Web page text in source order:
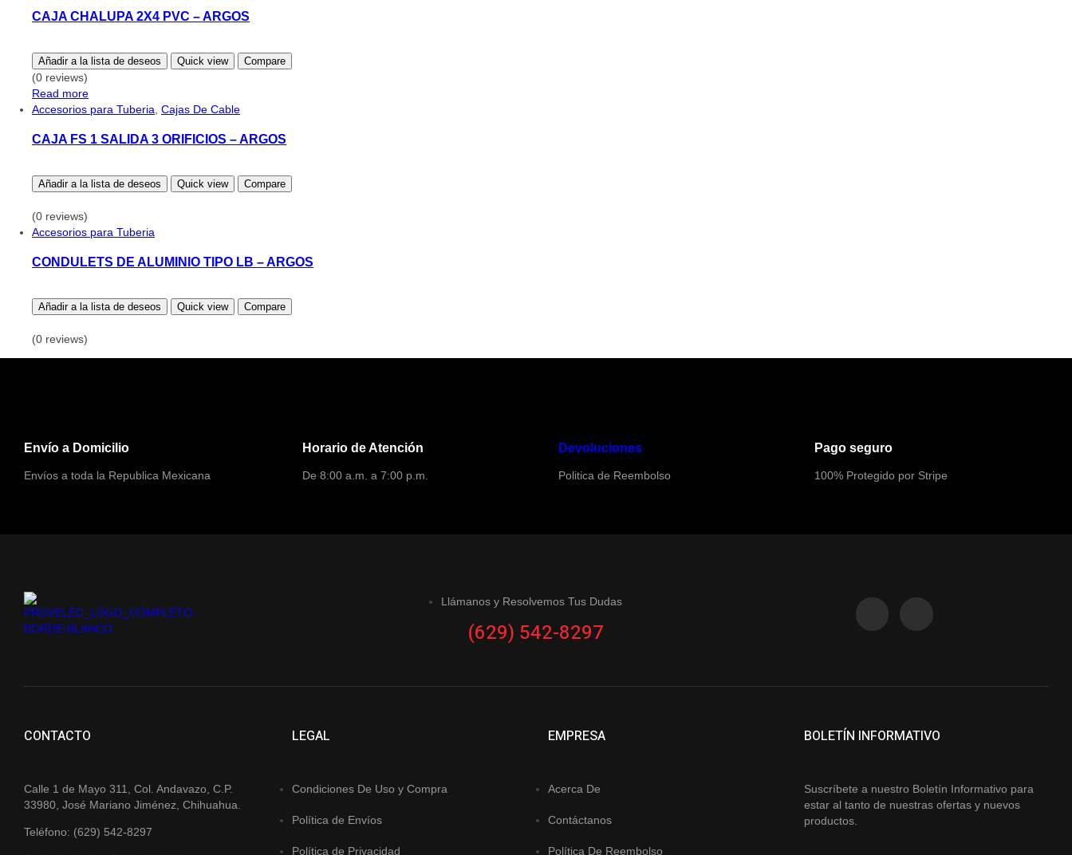
CAJA CHALUPA 2X4 PVC – ARGOS
Añadir a la lista de deseos Quick view Compare
(0 reviews)
Read more
Accesorios para Tuberia, Cajas De Cable
CAJA FS 1 SALIDA 3 ORIFICIOS – ARGOS
Añadir a la lista de deseos Quick view Compare
(0 reviews)
Accesorios para Tuberia
CONDULETS DE ALUMINIO TIPO LB – ARGOS
Añadir a la lista de deseos Quick view Compare
(0 reviews)
Envío a Domicilio
Envíos a toda la Republica Mexicana
Horario de Atención
De 8:00 a.m. a 7:00 p.m.
Devoluciones
Politica de Reembolso
Pago seguro
100% Protegido por Stripe
Llámanos y Resolvemos Tus Dudas
(629) 542-8297
CONTACTO
Calle 1 de Mayo 311, Col. Andavazo, C.P.
33980, José Mariano Jiménez, Chihuahua.
Teléfono: (629) 542-8297
LEGAL
Condiciones De Uso y Compra
Política de Envíos
Política de Privacidad
EMPRESA
Acerca De
Contáctanos
Política De Reembolso
BOLETÍN INFORMATIVO
Suscríbete a nuestro Boletín Informativo para
estar al tanto de nuestras ofertas y nuevos
productos.